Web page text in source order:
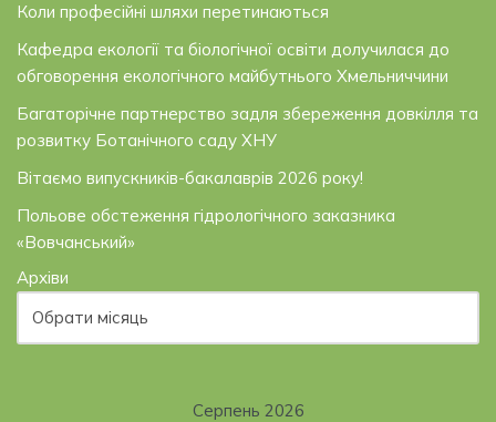
Коли професійні шляхи перетинаються
Кафедра екології та біологічної освіти долучилася до
обговорення екологічного майбутнього Хмельниччини
Багаторічне партнерство задля збереження довкілля та
розвитку Ботанічного саду ХНУ
Вітаємо випускників-бакалаврів 2026 року!
Польове обстеження гідрологічного заказника
«Вовчанський»
Архіви
Серпень 2026